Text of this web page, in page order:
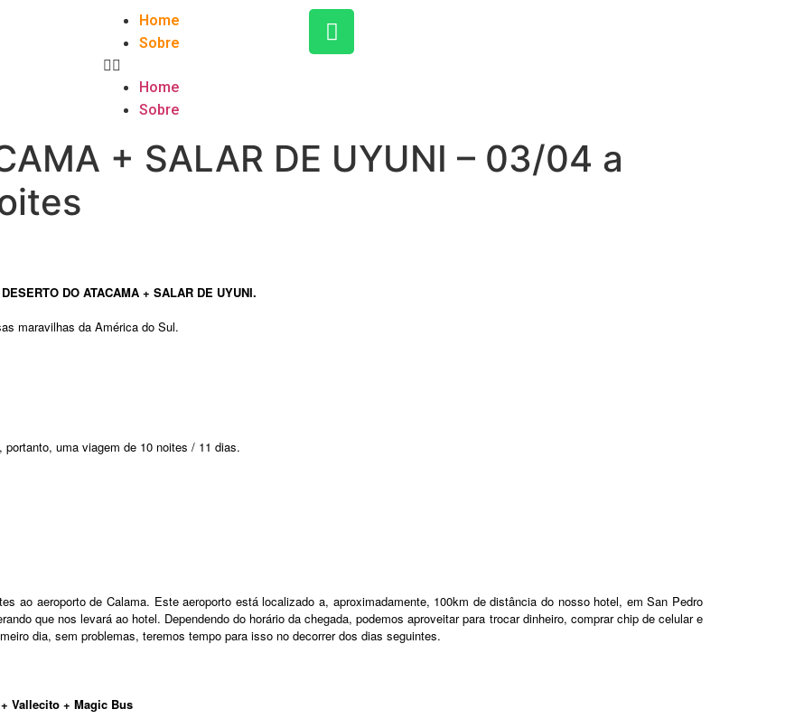
Home
Sobre
Home
Sobre
+ SALAR DE UYUNI – 03/04 a
DESERTO DO ATACAMA + SALAR DE UYUNI.
maravilhas da América do Sul.
uma viagem de 10 noites / 11 dias.
ao aeroporto de Calama. Este aeroporto está localizado a, aproximadamente, 100km de distância do nosso hotel, em San Pedro
que nos levará ao hotel. Dependendo do horário da chegada, podemos aproveitar para trocar dinheiro, comprar chip de celular e
dia, sem problemas, teremos tempo para isso no decorrer dos dias seguintes.
Vallecito + Magic Bus